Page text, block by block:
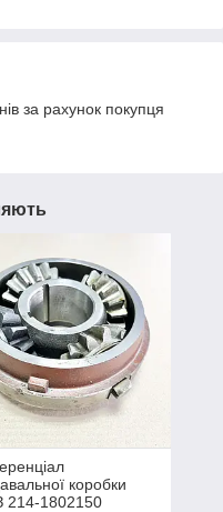
за рахунок покупця
коробки
214-1802150